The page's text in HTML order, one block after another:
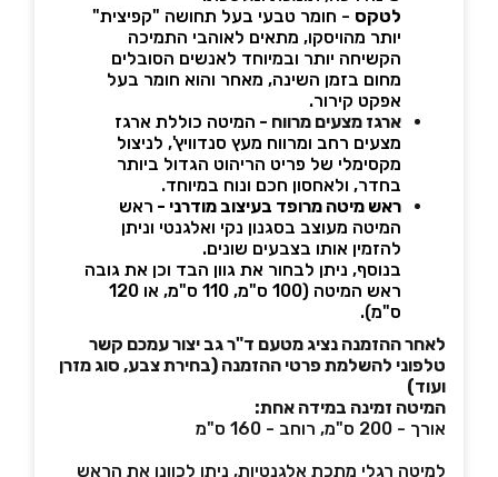
לטקס - חומר טבעי בעל תחושה "קפיצית"
יותר מהויסקו, מתאים לאוהבי התמיכה
הקשיחה יותר ובמיוחד לאנשים הסובלים
מחום בזמן השינה, מאחר והוא חומר בעל
אפקט קירור.
ארגז מצעים מרווח - המיטה כוללת ארגז
מצעים רחב ומרווח מעץ סנדוויץ', לניצול
מקסימלי של פריט הריהוט הגדול ביותר
בחדר, ולאחסון חכם ונוח במיוחד.
ראש מיטה מרופד בעיצוב מודרני - ראש
המיטה מעוצב בסגנון נקי ואלגנטי וניתן
להזמין אותו בצבעים שונים.
בנוסף, ניתן לבחור את גוון הבד וכן את גובה
ראש המיטה (100 ס"מ, 110 ס"מ, או 120
ס"מ).
לאחר ההזמנה נציג מטעם ד"ר גב יצור עמכם קשר
טלפוני להשלמת פרטי ההזמנה (בחירת צבע, סוג מזרן
ועוד)
המיטה זמינה במידה אחת:
​​אורך - 200 ס"מ, רוחב - 160 ס"מ
למיטה רגלי מתכת אלגנטיות, ניתן לכוונן את הראש